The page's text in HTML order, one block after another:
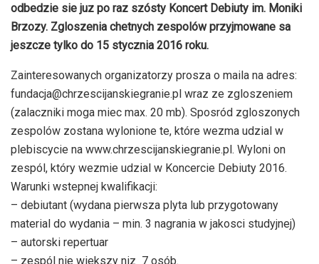
odbedzie sie juz po raz szósty Koncert Debiuty im. Moniki
Brzozy. Zgloszenia chetnych zespolów przyjmowane sa
jeszcze tylko do 15 stycznia 2016 roku.
Zainteresowanych organizatorzy prosza o maila na adres:
fundacja@chrzescijanskiegranie.pl wraz ze zgloszeniem
(zalaczniki moga miec max. 20 mb). Sposród zgloszonych
zespolów zostana wylonione te, które wezma udzial w
plebiscycie na www.chrzescijanskiegranie.pl. Wyloni on
zespól, który wezmie udzial w Koncercie Debiuty 2016.
Warunki wstepnej kwalifikacji:
– debiutant (wydana pierwsza plyta lub przygotowany
material do wydania – min. 3 nagrania w jakosci studyjnej)
– autorski repertuar
– zespól nie wiekszy niz 7 osób.